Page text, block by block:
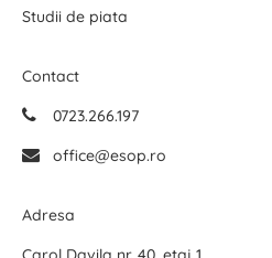
Studii de piata
Contact
0723.266.197
office@esop.ro
Adresa